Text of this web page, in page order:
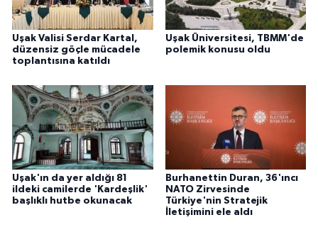
Uşak Valisi Serdar Kartal,
düzensiz göçle mücadele
toplantısına katıldı
Uşak Üniversitesi, TBMM'de
polemik konusu oldu
Uşak'ın da yer aldığı 81
ildeki camilerde 'Kardeşlik'
başlıklı hutbe okunacak
Burhanettin Duran, 36'ıncı
NATO Zirvesinde
Türkiye'nin Stratejik
İletişimini ele aldı